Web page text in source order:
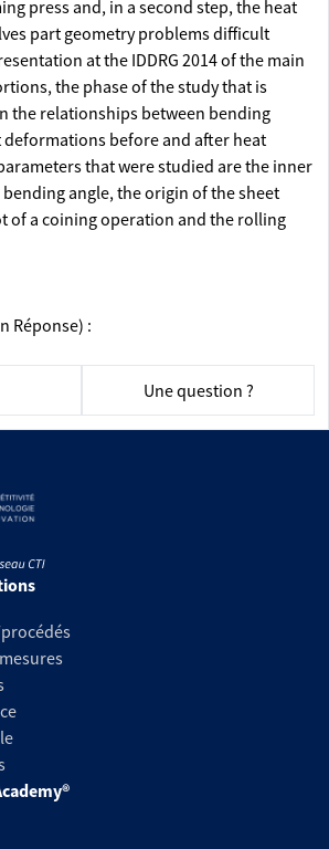
press and, in a second step, the heat
part geometry problems difficult
at the IDDRG 2014 of the main
the phase of the study that is
the relationships between bending
before and after heat
that were studied are the inner
angle, the origin of the sheet
of a coining operation and the rolling
Réponse) :
Une question ?